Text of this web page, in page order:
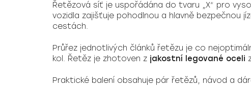
Řetězová síť je uspořádána do tvaru „X“ pro
vozidla zajišťuje pohodlnou a hlavně bezpečnou
cestách.
Průřez jednotlivých článků řetězu je co
kol. Řetěz je zhotoven z jakostní legované oceli
Praktické balení obsahuje pár řetězů, návod a